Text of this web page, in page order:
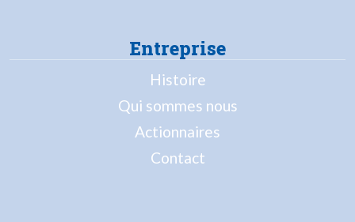
Entreprise
Histoire
Qui sommes nous
Actionnaires
Contact